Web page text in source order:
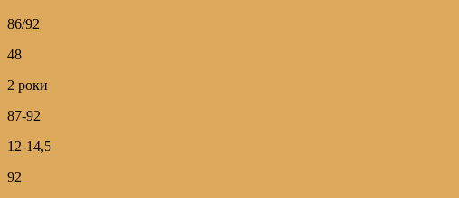
86/92
48
2 роки
87-92
12-14,5
92